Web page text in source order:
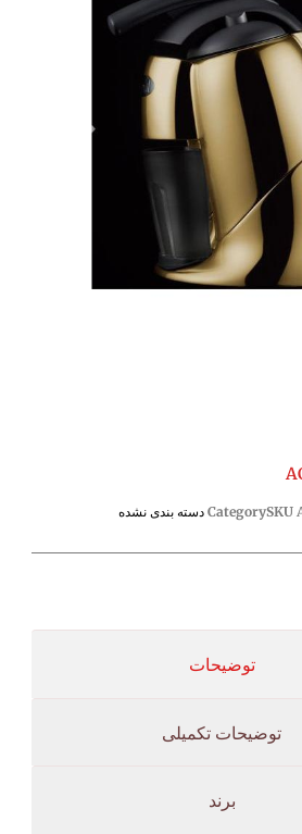
SKU
Category دسته بندی نشده
توضیحات
توضیحات تکمیلی
برند